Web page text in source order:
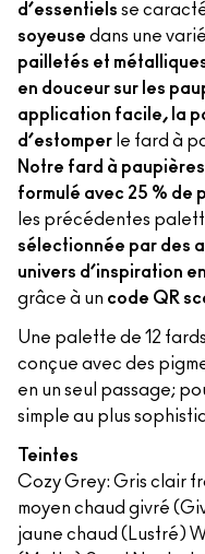
d’essentiels se
soyeuse dans une
pailletés et
en douceur sur les
application facile, la
d’estomper le fard à
Notre fard à
formulé avec 25 % de
les précédentes
sélectionnée par des
univers d’inspiration
grâce à un code QR
Une palette de 12
conçue avec des
en un seul passage;
simple au plus
Teintes
Cozy Grey​: Gris clair
moyen chaud givré
jaune chaud (Lustré)